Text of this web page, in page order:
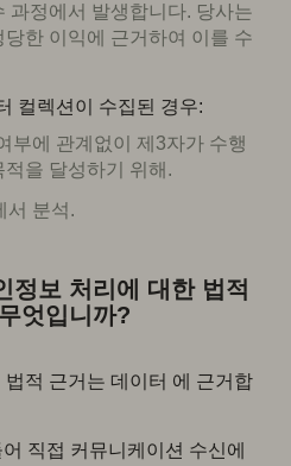
과정에서 발생합니다. 당사는
한 이익에 근거하여 이를 수
컬렉션이 수집된 경우:
부에 관계없이 제3자가 수행
을 달성하기 위해.
서 분석.
정보 처리에 대한 법적
엇입니까?
적 근거는 데이터 에 근거합
직접 커뮤니케이션 수신에